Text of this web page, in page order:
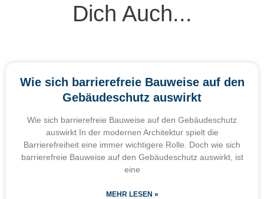
Dich Auch...
Wie sich barrierefreie Bauweise auf den
Gebäudeschutz auswirkt
Wie sich barrierefreie Bauweise auf den Gebäudeschutz
auswirkt In der modernen Architektur spielt die
Barrierefreiheit eine immer wichtigere Rolle. Doch wie sich
barrierefreie Bauweise auf den Gebäudeschutz auswirkt, ist
eine
MEHR LESEN »